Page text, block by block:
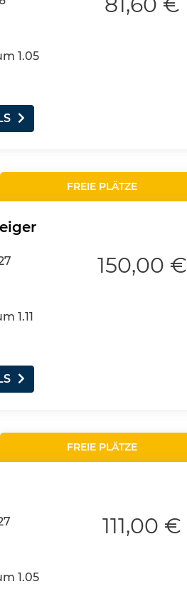
1.05
FREIE PLÄTZE
1.11
150,00 €
FREIE PLÄTZE
1.05
111,00 €